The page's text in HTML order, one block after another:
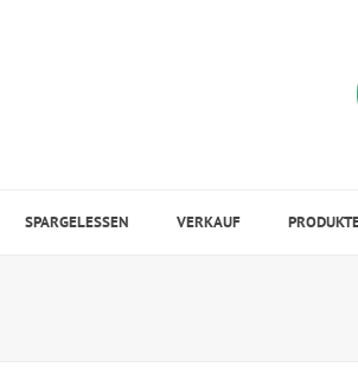
SPARGELESSEN VERKAUF